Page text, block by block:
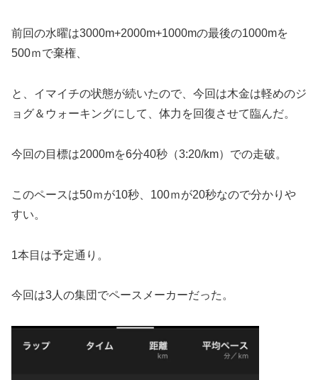
前回の水曜は3000m+2000m+1000mの最後の1000mを
500ｍで棄権、
と、イマイチの状態が続いたので、今回は木金は軽めのジ
ョグ＆ウォーキングにして、体力を回復させて臨んだ。
今回の目標は2000mを6分40秒（3:20/km）での走破。
このペースは50ｍが10秒、100ｍが20秒なので分かりや
すい。
1本目は予定通り。
今回は3人の集団でペースメーカーだった。